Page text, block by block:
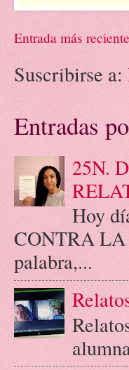
Entrada más reciente
Suscribirse a:
Entradas
25N.
Hoy
CONTRA LA
palabra,...